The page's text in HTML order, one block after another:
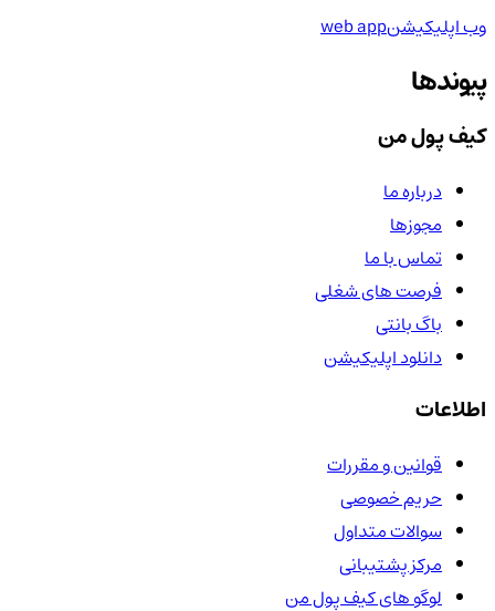
وب اپلیکیشنweb app
پیوندها
کیف پول من
درباره ما
مجوزها
تماس با ما
فرصت های شغلی
باگ بانتی
دانلود اپلیکیشن
اطلاعات
قوانین و مقررات
حریم خصوصی
سوالات متداول
مرکز پشتیبانی
لوگو های کیف پول من